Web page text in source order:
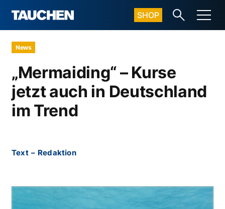
SHOP
News
„Mermaiding“ – Kurse
jetzt auch in Deutschland
im Trend
Text – Redaktion